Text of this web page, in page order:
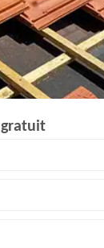
gratuit